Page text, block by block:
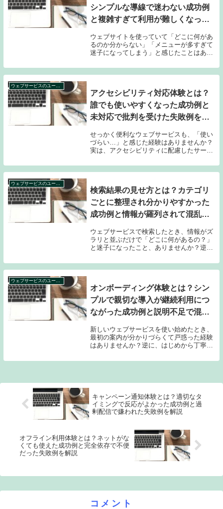
シンプルな導線で迷わない成功例
と複雑すぎて利用が難しくなった
ウェブサイトを使っていて「どこに何があ
るのか分からない」「メニューが多すぎて
迷子になってしまう」と感じたことはあり
サイトの使いやすさやユーザーの満足度は
大きく変わります。でも、シンプルに分か
ウェブサービスのユーザー体験事例集
アクセシビリティ対応体験とは？
誰でも使いやすくなった成功例と
未対応で批判を受けた失敗例を解
せっかく便利なウェブサービスも、「使い
づらい…」と感じた経験はありませんか？
実は、アクセシビリティに配慮したサービ
がたくさん詰まっています。でも残念なこ
とに、その視点が足りずに批判を浴びてし
ウェブサービスのユーザー体験事例集
検索結果の見せ方とは？カテゴリ
ごとに整理され分かりやすかった
成功例と情報が羅列されて混乱し
ウェブサービスで検索したとき、情報がズ
ラリと並ぶだけで「どこに何があるの？」
と迷子になったこと、ありませんか？逆
たら「あ、これ探してた！」とすぐに見つ
けられて感動した経験もあるはず。せっか
ウェブサービスのユーザー体験事例集
オンボーディング体験とは？シン
プルで親切な導入が継続利用につ
ながった成功例と説明不足で混乱
新しいウェブサービスを使い始めたとき、
最初の案内が分かりづらくて戸惑った経験
はありませんか？逆に、はじめから丁寧に
ワクワクしたこともあるでしょう。実は、
キャンペーン通知体験とは？適切なタ
イミングで反応がよかった成功例と過
剰配信で嫌われた失敗例を解説
オフライン利用体験とは？ネットがな
くても使えた成功例と完全依存で不便
だった失敗例を解説
コメント